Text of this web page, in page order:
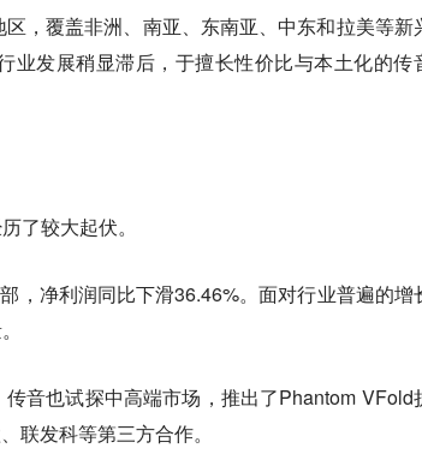
，覆盖非洲、南亚、东南亚、中东和拉美等新
业发展稍显滞后，于擅长性价比与本土化的传
了较大起伏。
，净利润同比下滑36.46%。面对行业普遍的增
音也试探中高端市场，推出了Phantom VFold
联发科等第三方合作。